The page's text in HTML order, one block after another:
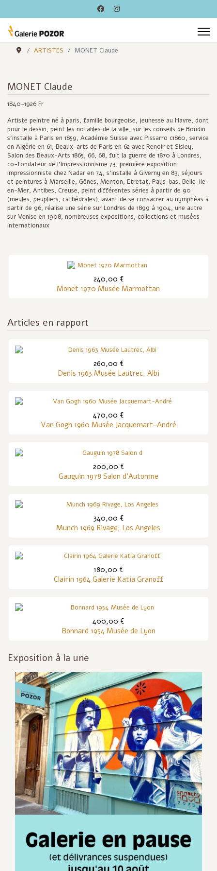
ARTISTES MONET Claude
MONET Claude
1840-1926 Fr
Artiste peintre né à paris, famille bourgeoise, jeunesse au Havre, dont
pour le dessin, peint les notables de la ville, sur les conseils de Boudin
s'installe à Paris en 1859, Académie Suisse avec Pissarro c1860, service
en Algérie en 61, Beaux-arts de Paris en 62 avec Renoir et Sisley,
Salon des Beaux-Arts 1865, 66, 68, fuit la guerre de 1870 à Londres,
co-fondateur de l'Impressionnisme 73, première exposition
impressionniste chez Nadar en 74, s'installe à Giverny en 83, séjours
et peintures à Marseille, Gênes, Menton, Etretat, Pays-bas, Belle-Ile-
en-Mer, Antibes, Creuse, peint différentes séries à partir de 90
(meules, peupliers, cathédrales), avant de se consacrer au nymphéas à
partir de 96, réalise une série sur Londres de 1899 à 1904, une autre
sur Venise en 1908, nombreuses expositions, collections et musées
internationaux
240,00 €
Monet 1970 Musée Marmottan
Articles en rapport
260,00 €
Denis 1963 Musée Lautrec, Albi
470,00 €
Van Gogh 1960 Musée Jacquemart-André
200,00 €
Gauguin 1978 Salon d'Automne
340,00 €
Munch 1969 Rivage, Los Angeles
180,00 €
Clairin 1964 Galerie Katia Granoff
400,00 €
Bonnard 1954 Musée de Lyon
Exposition à la une